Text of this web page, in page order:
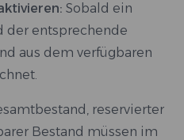
Sobald ein
der entsprechende
aus dem verfügbaren
reservierter
Bestand müssen im